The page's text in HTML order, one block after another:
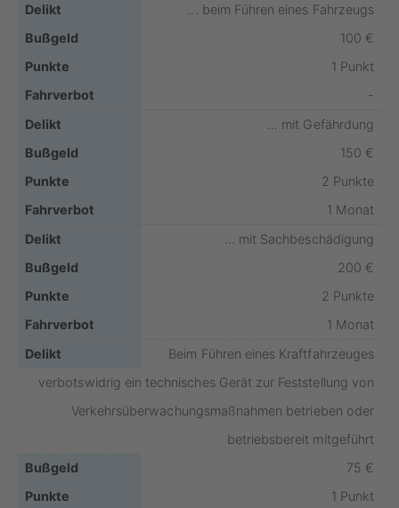
... beim Führen eines Fahrzeugs
100 €
1 Punkt
-
... mit Gefährdung
150 €
2 Punkte
1 Monat
... mit Sachbeschädigung
200 €
2 Punkte
1 Monat
Beim Führen eines Kraftfahrzeuges
verbotswidrig ein technisches Gerät zur Feststellung von
Verkehrsüberwachungsmaßnahmen betrieben oder
betriebsbereit mitgeführt
75 €
1 Punkt